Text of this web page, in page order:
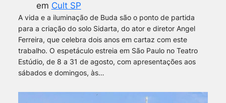
em Cult SP
A vida e a iluminação de Buda são o ponto de partida
para a criação do solo Sidarta, do ator e diretor Angel
Ferreira, que celebra dois anos em cartaz com este
trabalho. O espetáculo estreia em São Paulo no Teatro
Estúdio, de 8 a 31 de agosto, com apresentações aos
sábados e domingos, às…